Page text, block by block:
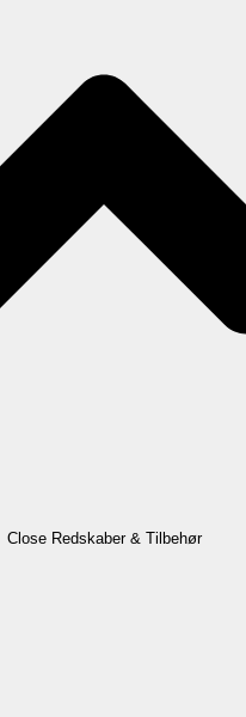
Close Redskaber & Tilbehør